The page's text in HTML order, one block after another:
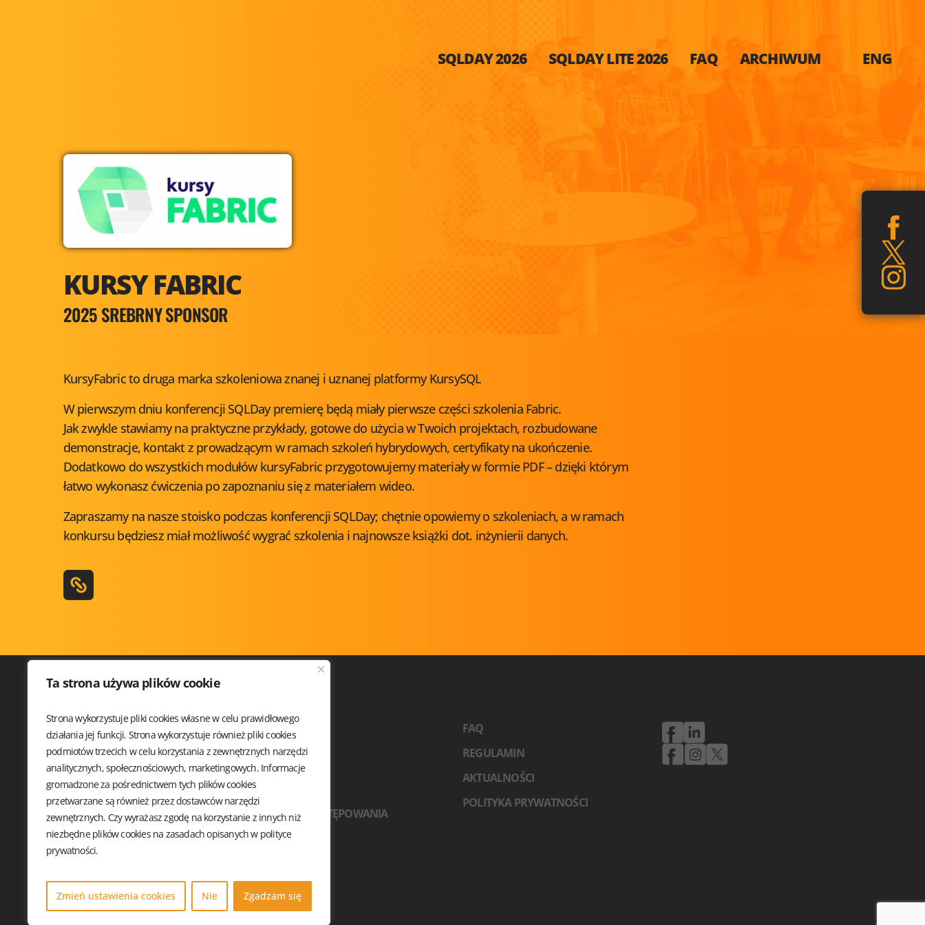
Ta strona używa plików cookie
Strona wykorzystuje pliki cookies własne w celu prawidłowego
działania jej funkcji. Strona wykorzystuje również pliki cookies
podmiotów trzecich w celu korzystania z zewnętrznych narzędzi
analitycznych, społecznościowych, marketingowych. Informacje
gromadzone za pośrednictwem tych plików cookies
przetwarzane są również przez dostawców narzędzi
zewnętrznych. Czy wyrażasz zgodę na korzystanie z innych niż
niezbędne plików cookies na zasadach opisanych w polityce
prywatności.
Zmień ustawienia cookies Nie Zgadzam się
SQLDAY 2026 SQLDAY LITE 2026 FAQ ARCHIWUM ENG
KURSY FABRIC
2025 SREBRNY SPONSOR
KursyFabric to druga marka szkoleniowa znanej i uznanej platformy KursySQL
W pierwszym dniu konferencji SQLDay premierę będą miały pierwsze części szkolenia Fabric.
Jak zwykle stawiamy na praktyczne przykłady, gotowe do użycia w Twoich projektach, rozbudowane
demonstracje, kontakt z prowadzącym w ramach szkoleń hybrydowych, certyfikaty na ukończenie.
Dodatkowo do wszystkich modułów kursyFabric przygotowujemy materiały w formie PDF – dzięki którym
łatwo wykonasz ćwiczenia po zapoznaniu się z materiałem wideo.
Zapraszamy na nasze stoisko podczas konferencji SQLDay; chętnie opowiemy o szkoleniach, a w ramach
konkursu będziesz miał możliwość wygrać szkolenia i najnowsze książki dot. inżynierii danych.
STOWARZYSZENIE
DATA COMMUNITY POLAND
PL. SOLNY 15
50-062 WROCŁAW, POLSKA
SQLDAY 2026
WARSZTATY
PRELEGENCI
SPONSORZY
KODEKS POSTĘPOWANIA
FAQ
REGULAMIN
AKTUALNOŚCI
POLITYKA PRYWATNOŚCI